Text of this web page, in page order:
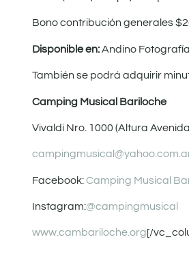
Bono contribución generales
Disponible en:Andino Fotografía
También se podrá adquirir
Camping Musical Bariloche
Vivaldi Nro. 1000 (Altura
Facebook:Camping Musical
Instagram:@campingmusical
www.cambariloche.org[/